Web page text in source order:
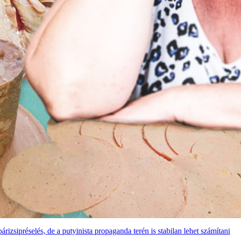
de a putyinista propaganda terén is stabilan lehet számítani